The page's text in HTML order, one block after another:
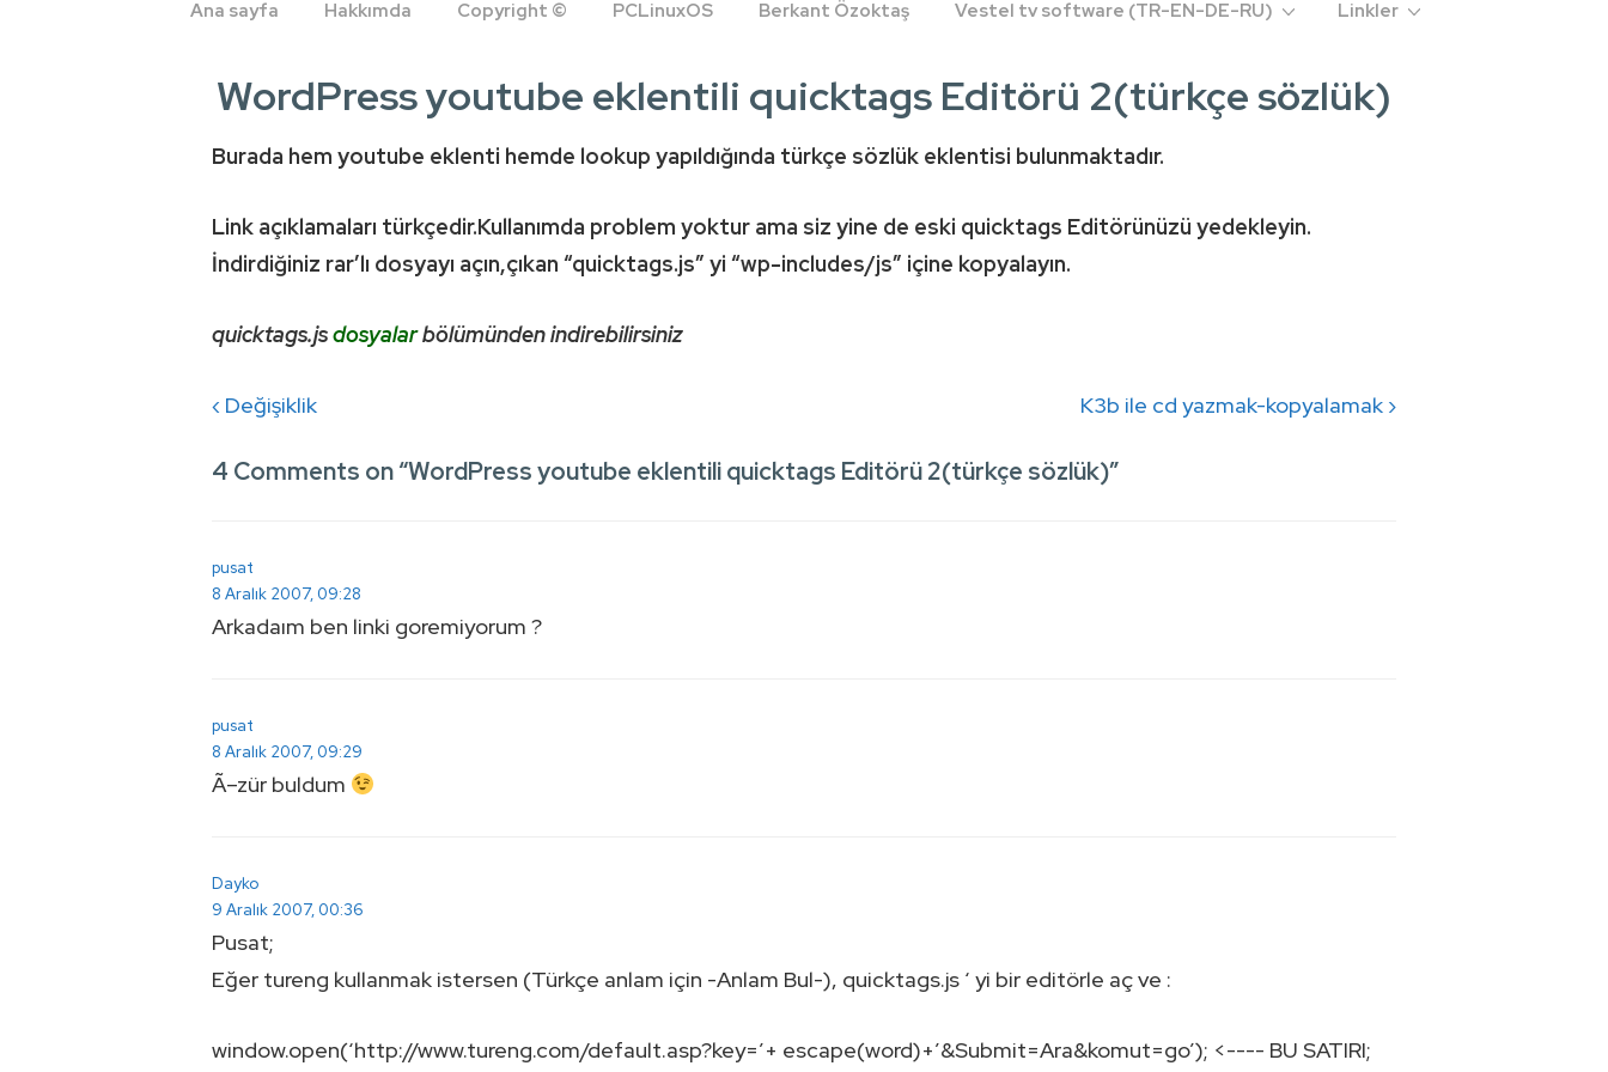
Ana sayfa Hakkımda Copyright © PCLinuxOS Berkant Özoktaş Vestel tv software (TR-EN-DE-RU) Linkler
WordPress youtube eklentili quicktags Editörü 2(türkçe sözlük)
Burada hem youtube eklenti hemde lookup yapıldığında türkçe sözlük eklentisi bulunmaktadır.
Link açıklamaları türkçedir.Kullanımda problem yoktur ama siz yine de eski quicktags Editörünüzü yedekleyin.
İndirdiğiniz rar’lı dosyayı açın,çıkan “quicktags.js” yi “wp-includes/js” içine kopyalayın.
quicktags.jsdosyalarbölümünden indirebilirsiniz
Yazı
Previous
is
‹ Değişiklik
Next
is
K3b ile cd yazmak-kopyalamak ›
4 Comments on “WordPress youtube eklentili quicktags Editörü 2(türkçe sözlük)”
pusat
8 Aralık 2007, 09:28
Arkadaım ben linki goremiyorum ?
pusat
8 Aralık 2007, 09:29
Ã–zür buldum
Dayko
9 Aralık 2007, 00:36
Pusat;
Eğer tureng kullanmak istersen (Türkçe anlam için -Anlam Bul-), quicktags.js ‘ yi bir editörle aç ve :
window.open(‘http://www.tureng.com/default.asp?key=’+ escape(word)+’&Submit=Ara&komut=go’); <---- BU SATIRI;